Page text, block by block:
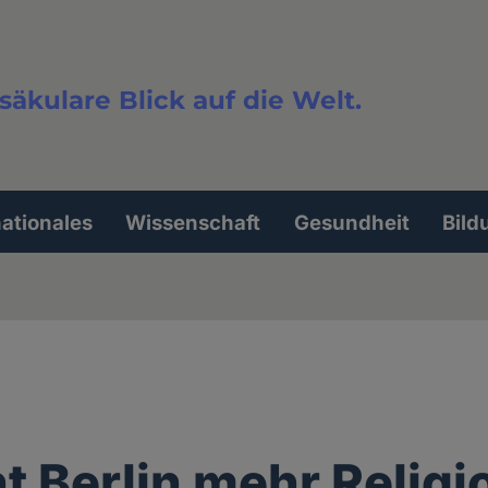
Blick auf die Welt.
Wissenschaft Gesundheit